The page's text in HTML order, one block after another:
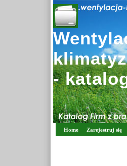
-
Home Zarejestruj się